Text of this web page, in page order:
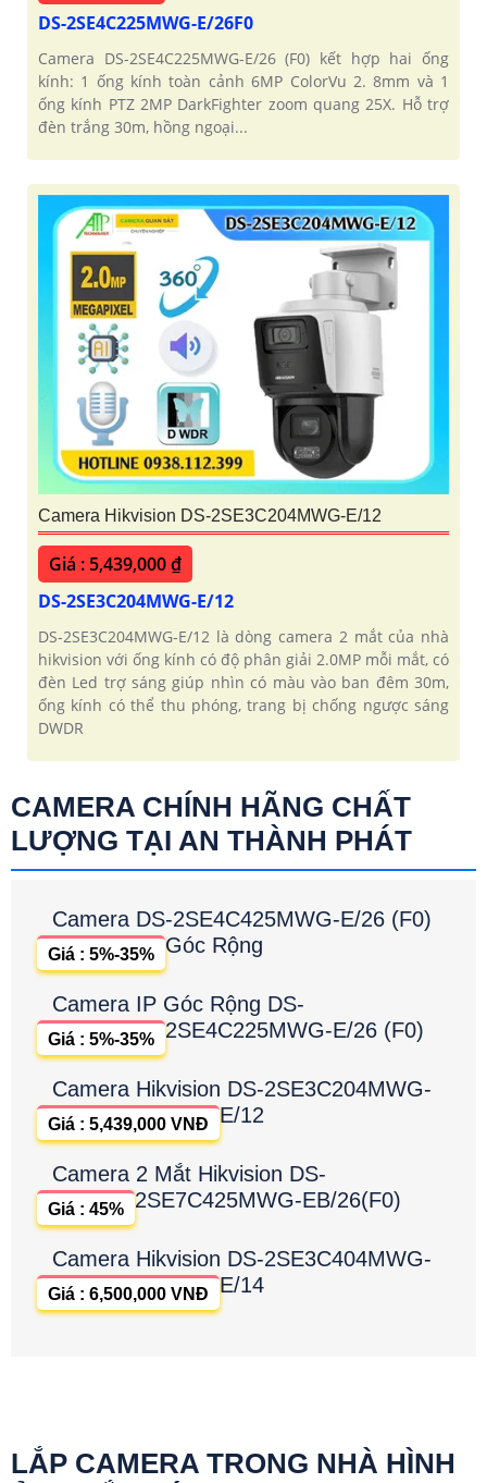
DS-2SE4C225MWG-E/26F0
Camera DS-2SE4C225MWG-E/26 (F0) kết hợp hai ống
kính: 1 ống kính toàn cảnh 6MP ColorVu 2. 8mm và 1
ống kính PTZ 2MP DarkFighter zoom quang 25X. Hỗ trợ
đèn trắng 30m, hồng ngoại...
Camera Hikvision DS-2SE3C204MWG-E/12
Giá : 5,439,000 ₫
DS-2SE3C204MWG-E/12
DS-2SE3C204MWG-E/12 là dòng camera 2 mắt của nhà
hikvision với ống kính có độ phân giải 2.0MP mỗi mắt, có
đèn Led trợ sáng giúp nhìn có màu vào ban đêm 30m,
ống kính có thể thu phóng, trang bị chống ngược sáng
DWDR
CAMERA CHÍNH HÃNG CHẤT
LƯỢNG TẠI AN THÀNH PHÁT
Camera DS-2SE4C425MWG-E/26 (F0)
Góc Rộng
Giá : 5%-35%
Camera IP Góc Rộng DS-
2SE4C225MWG-E/26 (F0)
Giá : 5%-35%
Camera Hikvision DS-2SE3C204MWG-
E/12
Giá : 5,439,000 VNĐ
Camera 2 Mắt Hikvision DS-
2SE7C425MWG-EB/26(F0)
Giá : 45%
Camera Hikvision DS-2SE3C404MWG-
E/14
Giá : 6,500,000 VNĐ
LẮP CAMERA TRONG NHÀ HÌNH